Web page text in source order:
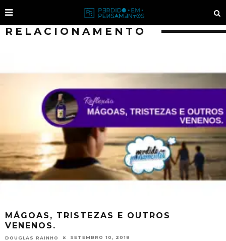
RELACIONAMENTO
MÁGOAS, TRISTEZAS E OUTROS
VENENOS.
DOUGLAS RAINHO SETEMBRO 10, 2018